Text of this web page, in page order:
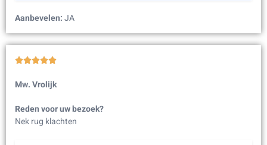
Aanbevelen:JA

Mw. Vrolijk
Reden voor uw bezoek?
Nek rug klachten